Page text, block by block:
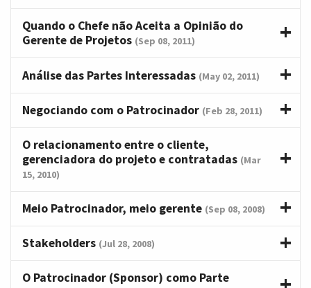
Quando o Chefe não Aceita a Opinião do
Gerente de Projetos (Sep 08, 2011)
Análise das Partes Interessadas (May 02, 2011)
Negociando com o Patrocinador (Feb 28, 2011)
O relacionamento entre o cliente,
gerenciadora do projeto e contratadas (Mar
15, 2010)
Meio Patrocinador, meio gerente (Sep 08, 2008)
Stakeholders (Jul 28, 2008)
O Patrocinador (Sponsor) como Parte